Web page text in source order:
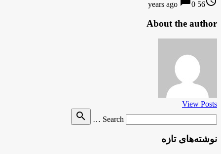
56 years ago
0
About the author
View Posts
Search …
search
نوشته‌های تازه